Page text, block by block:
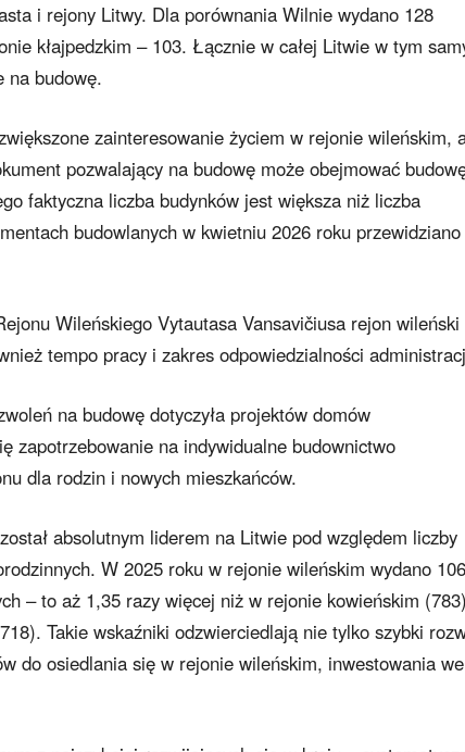
i rejony Litwy. Dla porównania Wilnie wydano 128
kłajpedzkim – 103. Łącznie w całej Litwie w tym
na budowę.
zainteresowanie życiem w rejonie wileńskim,
pozwalający na budowę może obejmować
faktyczna liczba budynków jest większa niż liczba
budowlanych w kwietniu 2026 roku przewidziano
Wileńskiego Vytautasa Vansavičiusa rejon wileński
tempo pracy i zakres odpowiedzialności
na budowę dotyczyła projektów domów
zapotrzebowanie na indywidualne budownictwo
dla rodzin i nowych mieszkańców.
absolutnym liderem na Litwie pod względem liczby
W 2025 roku w rejonie wileńskim wydano
– to aż 1,35 razy więcej niż w rejonie kowieńskim
Takie wskaźniki odzwierciedlają nie tylko szybki
do osiedlania się w rejonie wileńskim, inwestowania we